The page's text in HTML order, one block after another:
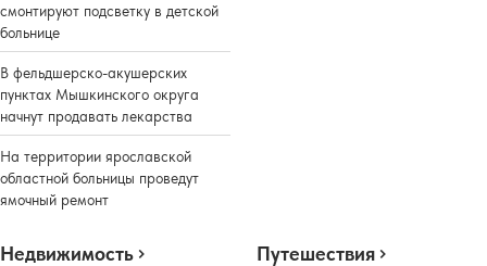
смонтируют подсветку в детской
больнице
В фельдшерско-акушерских
пунктах Мышкинского округа
начнут продавать лекарства
На территории ярославской
областной больницы проведут
ямочный ремонт
Недвижимость Путешествия